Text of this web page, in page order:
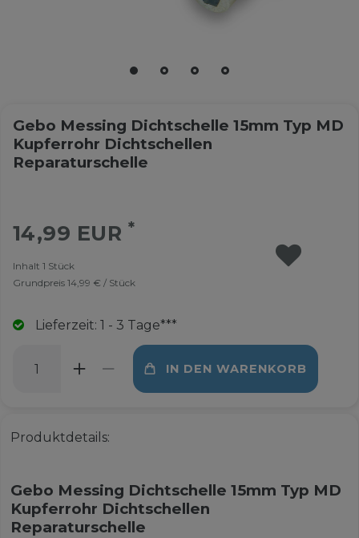
Gebo Messing Dichtschelle 15mm Typ MD
Kupferrohr Dichtschellen
Reparaturschelle
14,99 EUR *
Inhalt 1 Stück
Grundpreis 14,99 € / Stück
Lieferzeit: 1 - 3 Tage***
IN DEN WARENKORB
Produktdetails:
Gebo Messing Dichtschelle 15mm Typ MD
Kupferrohr Dichtschellen
Reparaturschelle